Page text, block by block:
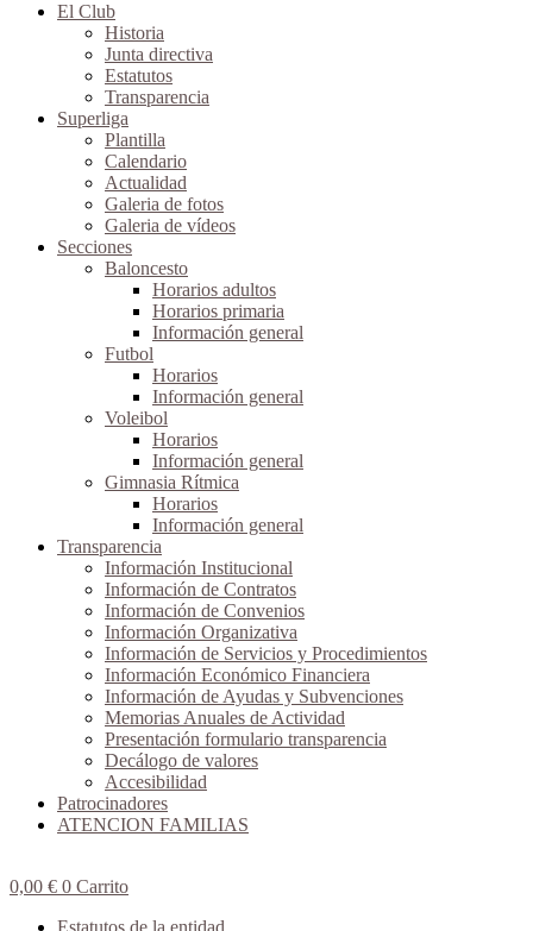
El Club
Historia
Junta directiva
Estatutos
Transparencia
Superliga
Plantilla
Calendario
Actualidad
Galeria de fotos
Galeria de vídeos
Secciones
Baloncesto
Horarios adultos
Horarios primaria
Información general
Futbol
Horarios
Información general
Voleibol
Horarios
Información general
Gimnasia Rítmica
Horarios
Información general
Transparencia
Información Institucional
Información de Contratos
Información de Convenios
Información Organizativa
Información de Servicios y Procedimientos
Información Económico Financiera
Información de Ayudas y Subvenciones
Memorias Anuales de Actividad
Presentación formulario transparencia
Decálogo de valores
Accesibilidad
Patrocinadores
ATENCION FAMILIAS
0,00 € 0 Carrito
Estatutos de la entidad